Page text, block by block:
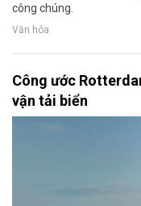
công chúng.
Văn hóa
Công ước
vận tải biển